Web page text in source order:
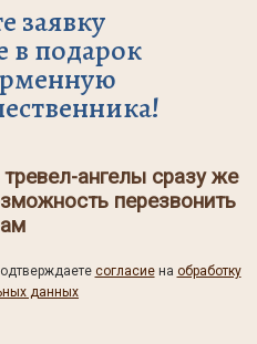
заявку
в подарок
ангелы сразу же
перезвонить
согласиена обработку
данных